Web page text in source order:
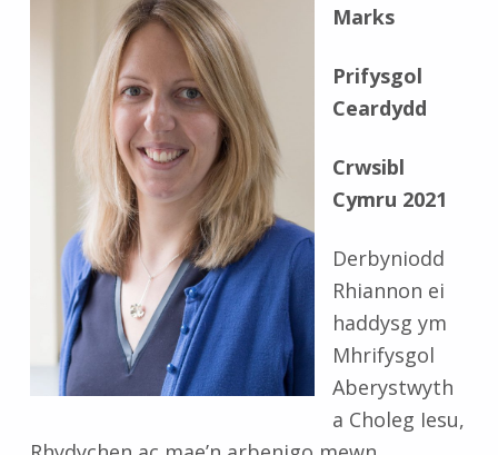
Marks
Prifysgol
Ceardydd
Crwsibl
Cymru 2021
Derbyniodd
Rhiannon ei
haddysg ym
Mhrifysgol
Aberystwyth
a Choleg Iesu,